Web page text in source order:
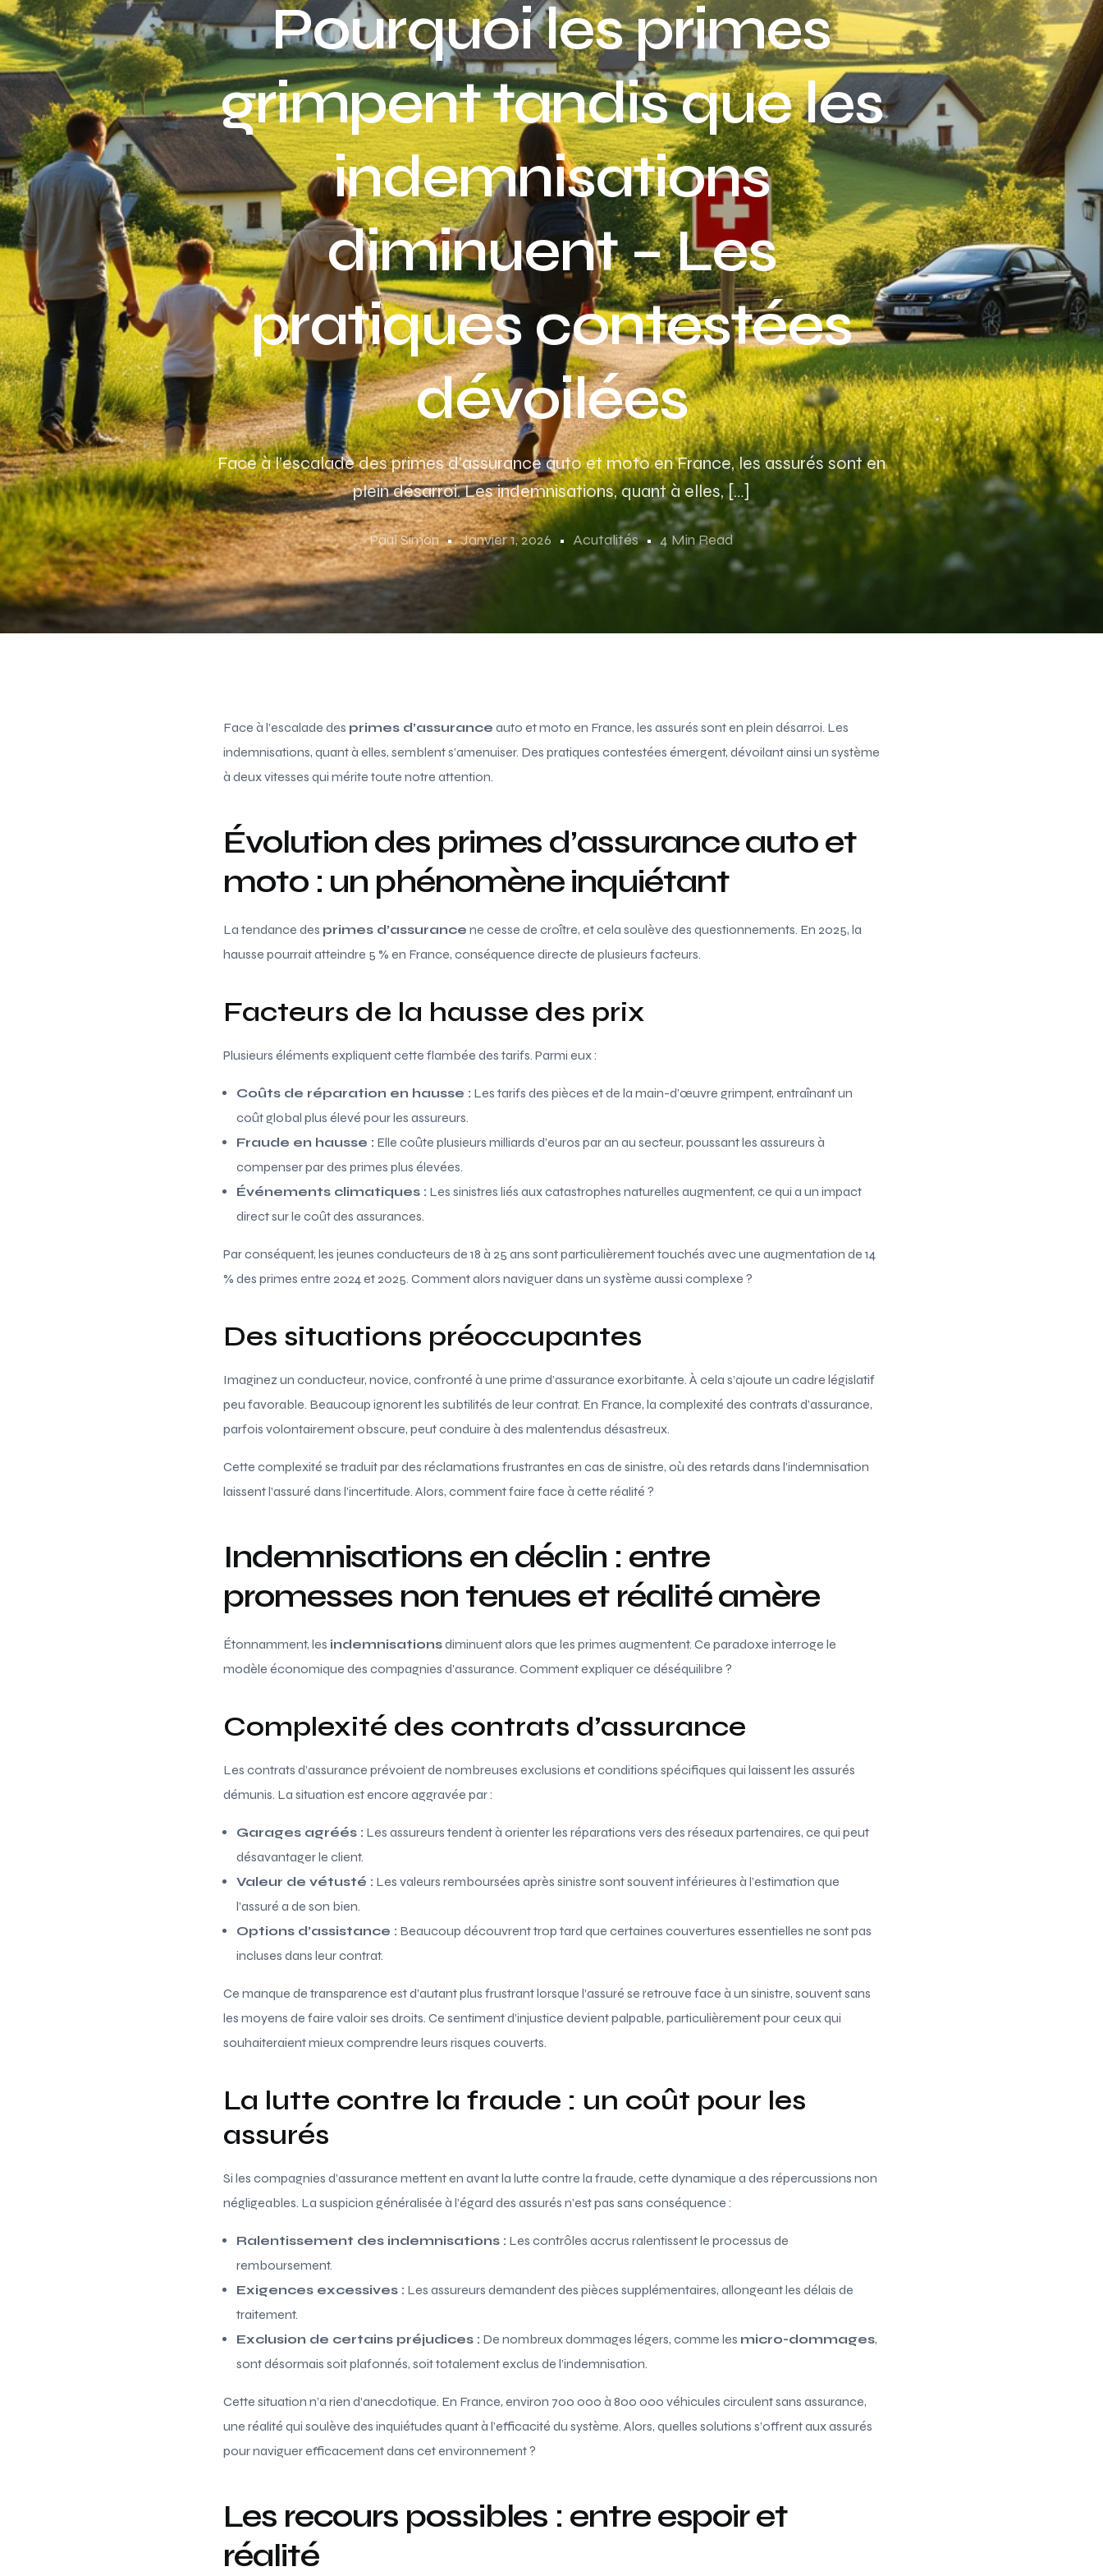
Assurance auto Toulouse
Assurance auto Lyon
Assurance auto Marseille
Pourquoi les primes
grimpent tandis que les
indemnisations
diminuent – Les
pratiques contestées
dévoilées
Face à l’escalade des primes d’assurance auto et moto en France, les assurés sont en
plein désarroi. Les indemnisations, quant à elles, […]
Paul Simon Janvier 1, 2026 Acutalités 4 Min Read
Face à l’escalade des primes d’assurance auto et moto en France, les assurés sont en plein désarroi. Les
indemnisations, quant à elles, semblent s’amenuiser. Des pratiques contestées émergent, dévoilant ainsi un système
à deux vitesses qui mérite toute notre attention.
Évolution des primes d’assurance auto et
moto : un phénomène inquiétant
La tendance des primes d’assurance ne cesse de croître, et cela soulève des questionnements. En 2025, la
hausse pourrait atteindre 5 % en France, conséquence directe de plusieurs facteurs.
Facteurs de la hausse des prix
Plusieurs éléments expliquent cette flambée des tarifs. Parmi eux :
Coûts de réparation en hausse : Les tarifs des pièces et de la main-d’œuvre grimpent, entraînant un
coût global plus élevé pour les assureurs.
Fraude en hausse : Elle coûte plusieurs milliards d’euros par an au secteur, poussant les assureurs à
compenser par des primes plus élevées.
Événements climatiques : Les sinistres liés aux catastrophes naturelles augmentent, ce qui a un impact
direct sur le coût des assurances.
Par conséquent, les jeunes conducteurs de 18 à 25 ans sont particulièrement touchés avec une augmentation de 14
% des primes entre 2024 et 2025. Comment alors naviguer dans un système aussi complexe ?
Des situations préoccupantes
Imaginez un conducteur, novice, confronté à une prime d’assurance exorbitante. À cela s’ajoute un cadre législatif
peu favorable. Beaucoup ignorent les subtilités de leur contrat. En France, la complexité des contrats d’assurance,
parfois volontairement obscure, peut conduire à des malentendus désastreux.
Cette complexité se traduit par des réclamations frustrantes en cas de sinistre, où des retards dans l’indemnisation
laissent l’assuré dans l’incertitude. Alors, comment faire face à cette réalité ?
Indemnisations en déclin : entre
promesses non tenues et réalité amère
Étonnamment, les indemnisationsdiminuent alors que les primes augmentent. Ce paradoxe interroge le
modèle économique des compagnies d’assurance. Comment expliquer ce déséquilibre ?
Complexité des contrats d’assurance
Les contrats d’assurance prévoient de nombreuses exclusions et conditions spécifiques qui laissent les assurés
démunis. La situation est encore aggravée par :
Garages agréés : Les assureurs tendent à orienter les réparations vers des réseaux partenaires, ce qui peut
désavantager le client.
Valeur de vétusté : Les valeurs remboursées après sinistre sont souvent inférieures à l’estimation que
l’assuré a de son bien.
Options d’assistance : Beaucoup découvrent trop tard que certaines couvertures essentielles ne sont pas
incluses dans leur contrat.
Ce manque de transparence est d’autant plus frustrant lorsque l’assuré se retrouve face à un sinistre, souvent sans
les moyens de faire valoir ses droits. Ce sentiment d’injustice devient palpable, particulièrement pour ceux qui
souhaiteraient mieux comprendre leurs risques couverts.
La lutte contre la fraude : un coût pour les
assurés
Si les compagnies d’assurance mettent en avant la lutte contre la fraude, cette dynamique a des répercussions non
négligeables. La suspicion généralisée à l’égard des assurés n’est pas sans conséquence :
Ralentissement des indemnisations : Les contrôles accrus ralentissent le processus de
remboursement.
Exigences excessives : Les assureurs demandent des pièces supplémentaires, allongeant les délais de
traitement.
Exclusion de certains préjudices : De nombreux dommages légers, comme les micro-dommages,
sont désormais soit plafonnés, soit totalement exclus de l’indemnisation.
Cette situation n’a rien d’anecdotique. En France, environ 700 000 à 800 000 véhicules circulent sans assurance,
une réalité qui soulève des inquiétudes quant à l’efficacité du système. Alors, quelles solutions s’offrent aux assurés
pour naviguer efficacement dans cet environnement ?
Les recours possibles : entre espoir et
réalité